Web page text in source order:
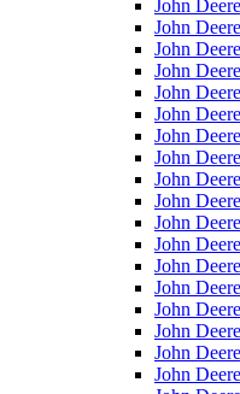
John
John
John
John
John
John
John
John
John
John
John
John
John
John
John
John
John
John